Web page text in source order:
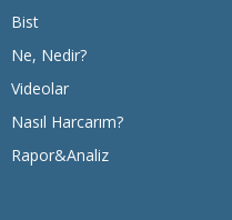
Bist
Ne, Nedir?
Videolar
Nasıl Harcarım?
Rapor&Analiz